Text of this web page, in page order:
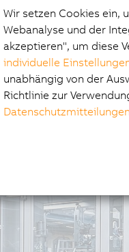
neu definiert
6D mit seiner
entstehenden
ist das jedoch nur ein
Software eine deutlich
arbeiten, sich
hinweg
wird.
Wir setzen Cookies ein,
Webanalyse und der
akzeptieren", um diese
individuelle
unabhängig von der
Richtlinie zur
Datenschutzmitteilungen